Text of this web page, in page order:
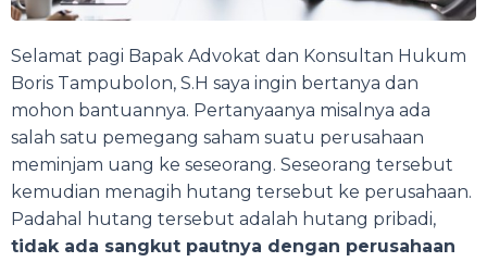
Selamat pagi Bapak Advokat dan Konsultan Hukum
Boris Tampubolon, S.H saya ingin bertanya dan
mohon bantuannya. Pertanyaanya misalnya ada
salah satu pemegang saham suatu perusahaan
meminjam uang ke seseorang. Seseorang tersebut
kemudian menagih hutang tersebut ke perusahaan.
Padahal hutang tersebut adalah hutang pribadi,
tidak ada sangkut pautnya dengan perusahaan